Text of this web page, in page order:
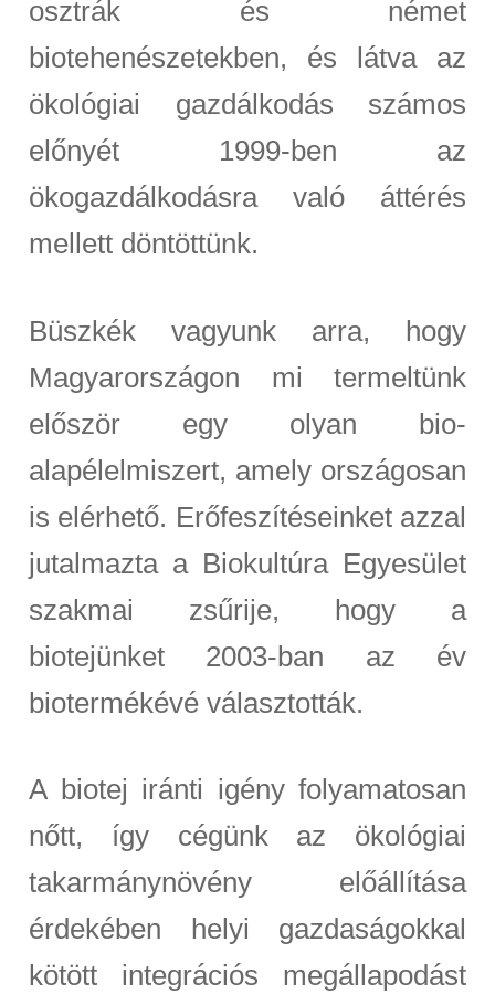
osztrák és német
biotehenészetekben, és látva az
ökológiai gazdálkodás számos
előnyét 1999-ben az
ökogazdálkodásra való áttérés
mellett döntöttünk.
Büszkék vagyunk arra, hogy
Magyarországon mi termeltünk
először egy olyan bio-
alapélelmiszert, amely országosan
is elérhető. Erőfeszítéseinket azzal
jutalmazta a Biokultúra Egyesület
szakmai zsűrije, hogy a
biotejünket 2003-ban az év
biotermékévé választották.
A biotej iránti igény folyamatosan
nőtt, így cégünk az ökológiai
takarmánynövény előállítása
érdekében helyi gazdaságokkal
kötött integrációs megállapodást